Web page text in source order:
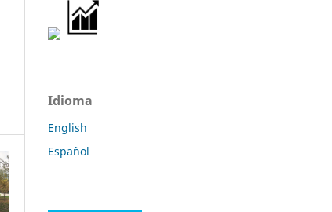
Idioma
English
Español